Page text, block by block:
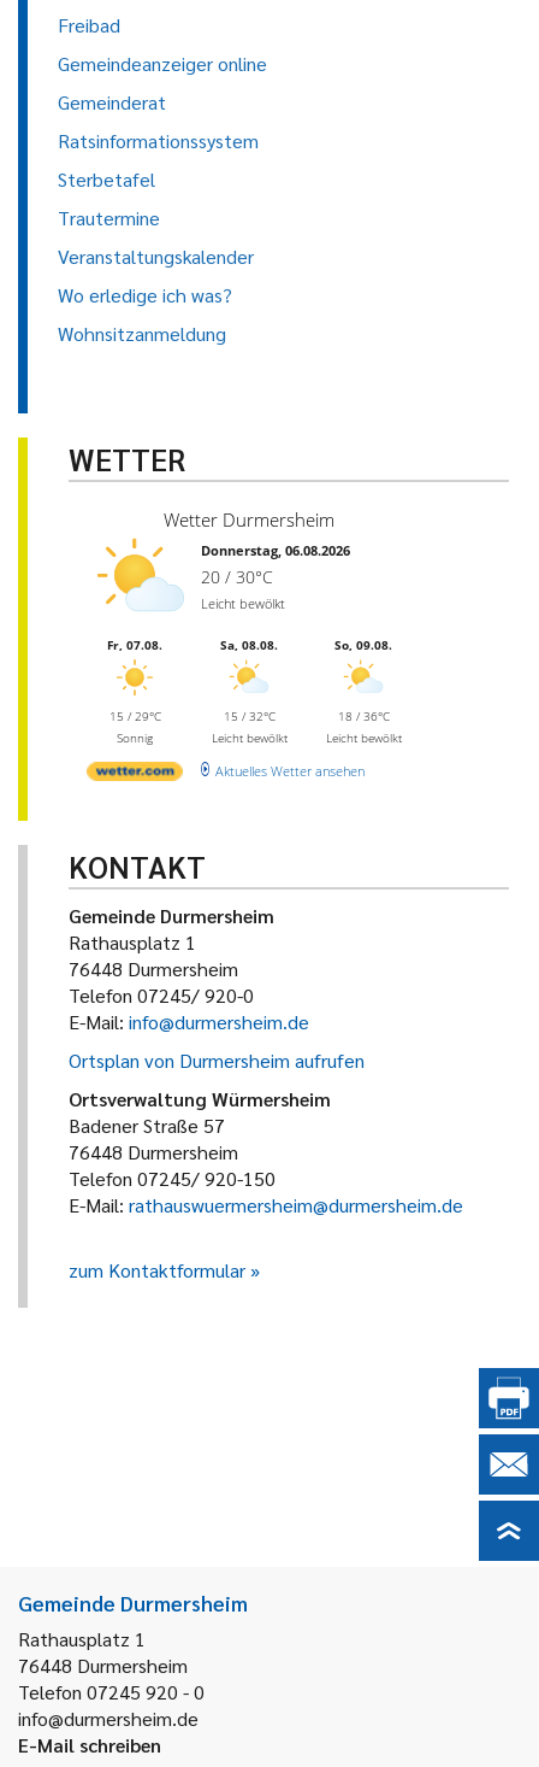
Freibad
Gemeindeanzeiger online
Gemeinderat
Ratsinformationssystem
Sterbetafel
Trautermine
Veranstaltungskalender
Wo erledige ich was?
Wohnsitzanmeldung
WETTER
Wetter Durmersheim
Donnerstag, 06.08.2026
20 / 30°C
Leicht bewölkt
Fr, 07.08.
15 / 29°C
Sonnig
Sa, 08.08.
15 / 32°C
Leicht bewölkt
So, 09.08.
18 / 36°C
Leicht bewölkt
Aktuelles Wetter ansehen
KONTAKT
Gemeinde Durmersheim
Rathausplatz 1
76448 Durmersheim
Telefon 07245/ 920-0
E-Mail: info@durmersheim.de
Ortsplan von Durmersheim aufrufen
Ortsverwaltung Würmersheim
Badener Straße 57
76448 Durmersheim
Telefon 07245/ 920-150
E-Mail: rathauswuermersheim@durmersheim.de
zum Kontaktformular
Gemeinde Durmersheim
Rathausplatz 1
76448 Durmersheim
Telefon 07245 920 - 0
info@durmersheim.de
E-Mail schreiben